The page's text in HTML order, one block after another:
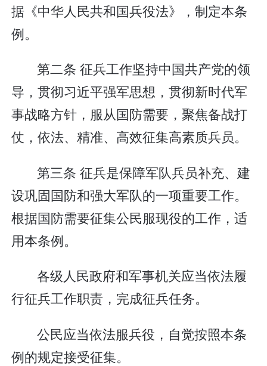
据《中华人民共和国兵役法》，制定本条
例。
第二条 征兵工作坚持中国共产党的领
导，贯彻习近平强军思想，贯彻新时代军
事战略方针，服从国防需要，聚焦备战打
仗，依法、精准、高效征集高素质兵员。
第三条 征兵是保障军队兵员补充、建
设巩固国防和强大军队的一项重要工作。
根据国防需要征集公民服现役的工作，适
用本条例。
各级人民政府和军事机关应当依法履
行征兵工作职责，完成征兵任务。
公民应当依法服兵役，自觉按照本条
例的规定接受征集。